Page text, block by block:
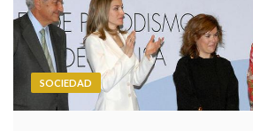
SOCIEDAD